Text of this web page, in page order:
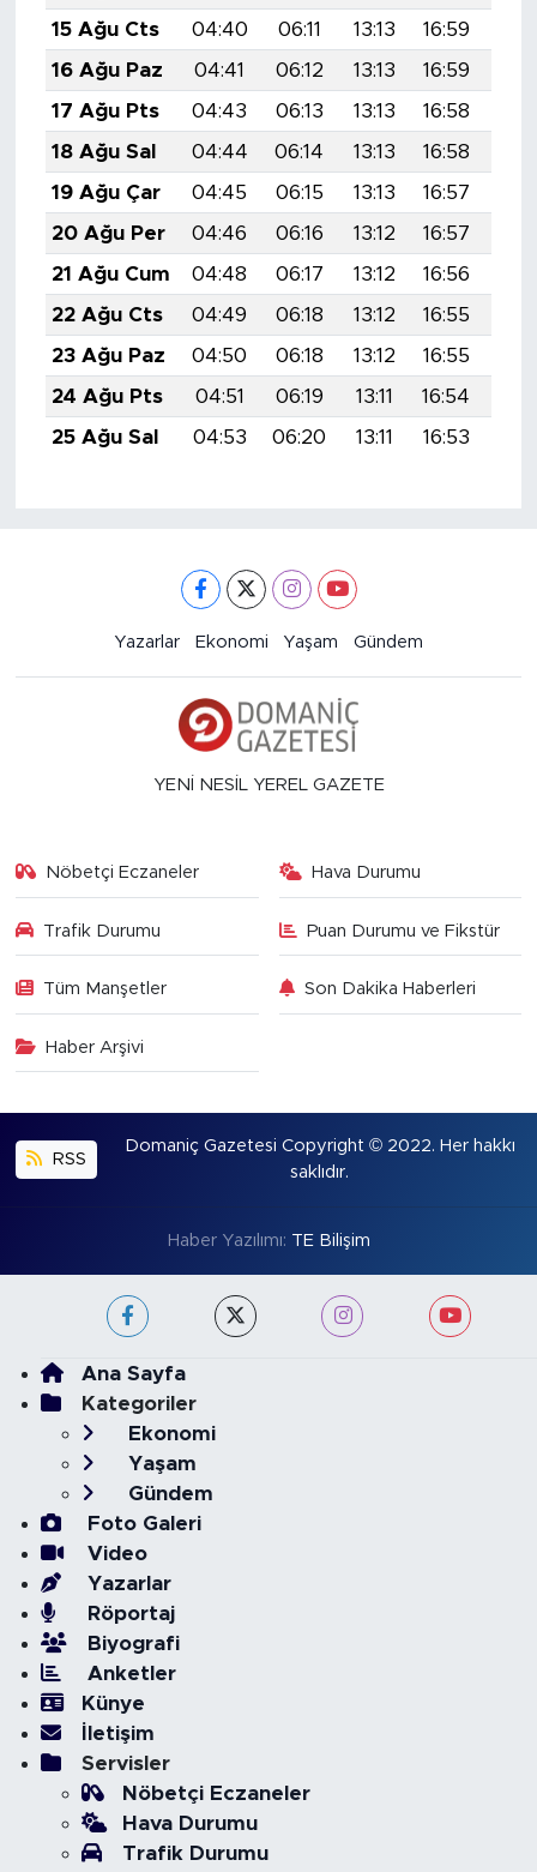
15 Ağu Cts
04:40 06:11 13:13 16:59
16 Ağu Paz
04:41 06:12 13:13 16:59
17 Ağu Pts
04:43 06:13 13:13 16:58
18 Ağu Sal
04:44 06:14 13:13 16:58
19 Ağu Çar
04:45 06:15 13:13 16:57
20 Ağu Per
04:46 06:16 13:12 16:57
21 Ağu Cum
04:48 06:17 13:12 16:56
22 Ağu Cts
04:49 06:18 13:12 16:55
23 Ağu Paz
04:50 06:18 13:12 16:55
24 Ağu Pts
04:51 06:19 13:11 16:54
25 Ağu Sal
04:53 06:20 13:11 16:53
Yazarlar Ekonomi Yaşam Gündem
YENİ NESİL YEREL GAZETE
Nöbetçi Eczaneler Hava Durumu
Trafik Durumu Puan Durumu ve Fikstür
Tüm Manşetler Son Dakika Haberleri
Haber Arşivi
RSS
Domaniç Gazetesi Copyright © 2022. Her hakkı
saklıdır.
Haber Yazılımı: TE Bilişim
Ana Sayfa
Kategoriler
Ekonomi
Yaşam
Gündem
Foto Galeri
Video
Yazarlar
Röportaj
Biyografi
Anketler
Künye
İletişim
Servisler
Nöbetçi Eczaneler
Hava Durumu
Trafik Durumu